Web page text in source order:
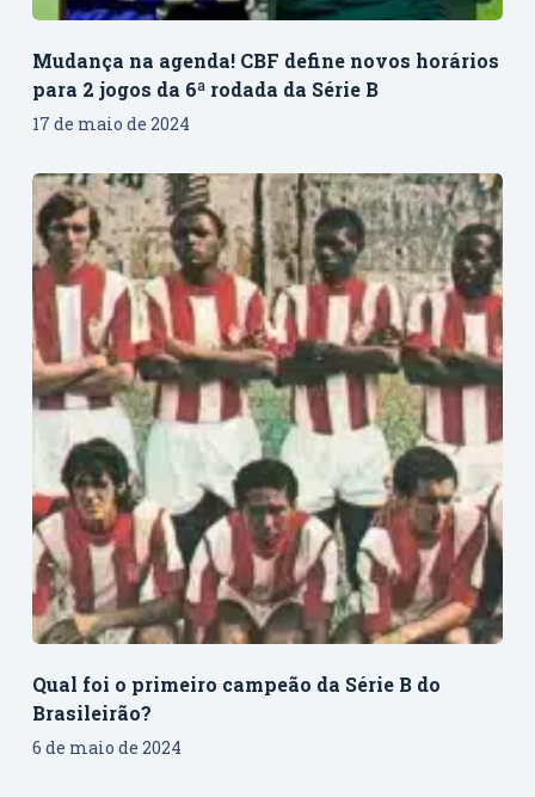
Mudança na agenda! CBF define novos horários
para 2 jogos da 6ª rodada da Série B
17 de maio de 2024
Qual foi o primeiro campeão da Série B do
Brasileirão?
6 de maio de 2024